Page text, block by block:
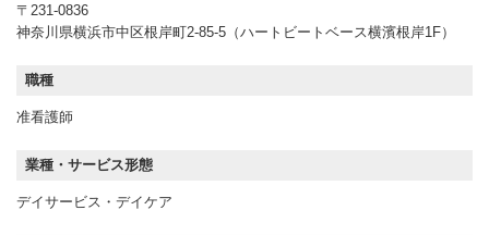
〒231-0836
神奈川県横浜市中区根岸町2-85-5（ハートビートベース横濱根岸1F）
職種
准看護師
業種・サービス形態
デイサービス・デイケア